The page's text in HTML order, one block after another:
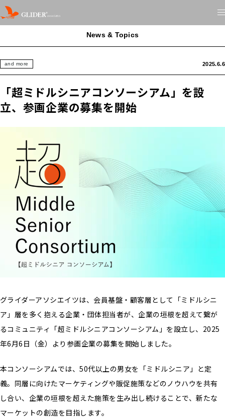
News & Topics
and more 2025.6.6
「超ミドルシニアコンソーシアム」を設
立、参画企業の募集を開始
グライダーアソシエイツは、会員基盤・顧客層として「ミドルシニ
ア」層を多く抱える企業・団体担当者が、企業の垣根を超えて繋が
るコミュニティ「超ミドルシニアコンソーシアム」を設立し、2025
年6月6日（金）より参画企業の募集を開始しました。
本コンソーシアムでは、50代以上の男女を「ミドルシニア」と定
義。同層に向けたマーケティングや販促施策などのノウハウを共有
し合い、企業の垣根を超えた施策を生み出し続けることで、新たな
マーケットの創造を目指します。